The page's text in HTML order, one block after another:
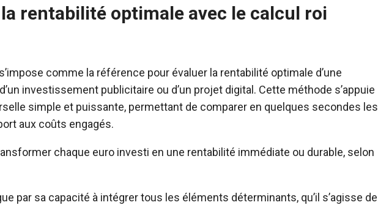
rentabilité optimale avec le calcul roi
comme la référence pour évaluer la rentabilité optimale d’une
investissement publicitaire ou d’un projet digital. Cette méthode s’appuie
simple et puissante, permettant de comparer en quelques secondes les
aux coûts engagés.
chaque euro investi en une rentabilité immédiate ou durable, selon
par sa capacité à intégrer tous les éléments déterminants, qu’il s’agisse de